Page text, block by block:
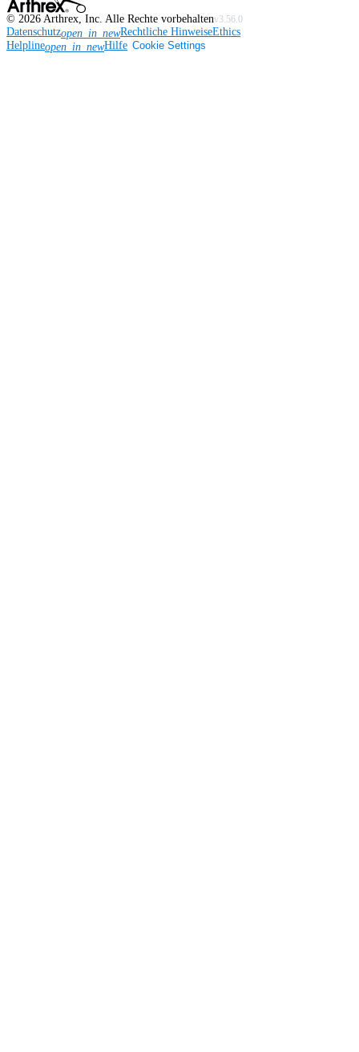
© 2026 Arthrex, Inc. Alle Rechte vorbehaltenv3.56.0
Datenschutzopen_in_newRechtliche HinweiseEthics
Helplineopen_in_newHilfe Cookie Settings